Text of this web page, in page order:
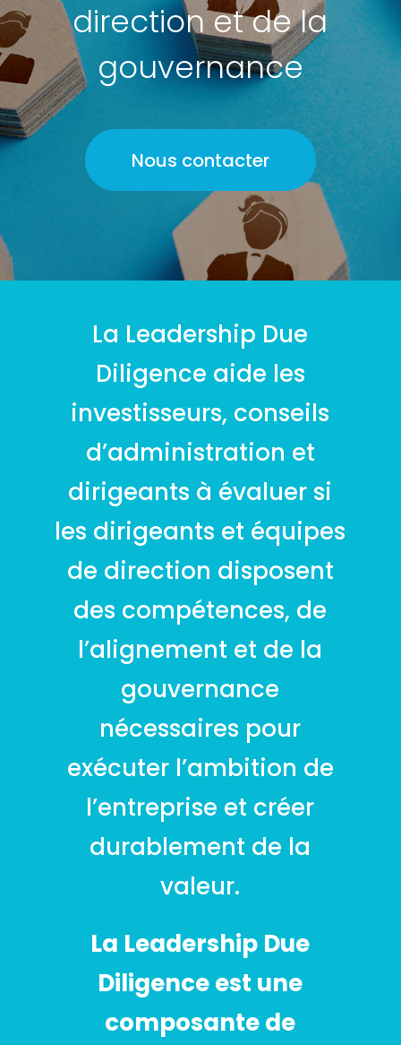
direction et de la
gouvernance
Nous contacter
La Leadership Due
Diligence aide les
investisseurs, conseils
d’administration et
dirigeants à évaluer si
les dirigeants et équipes
de direction disposent
des compétences, de
l’alignement et de la
gouvernance
nécessaires pour
exécuter l’ambition de
l’entreprise et créer
durablement de la
valeur.
La Leadership Due
Diligence est une
composante de